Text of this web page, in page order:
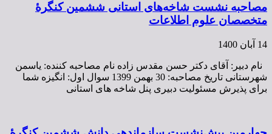
مصاحبه نشست شاخه‌های استانی ششمین کنگرۀ
متخصصان علوم اطلاعات
14 آبان 1400
نام دبیر: آقای دکتر حسن مقدس زاده نام مصاحبه کننده: یاسمن
شهرستانی تاریخ مصاحبه: 30 بهمن 1399 سوال اول: انگیزه شما
برای پذیرش مسئولیت دبیری پنل شاخه های استانی